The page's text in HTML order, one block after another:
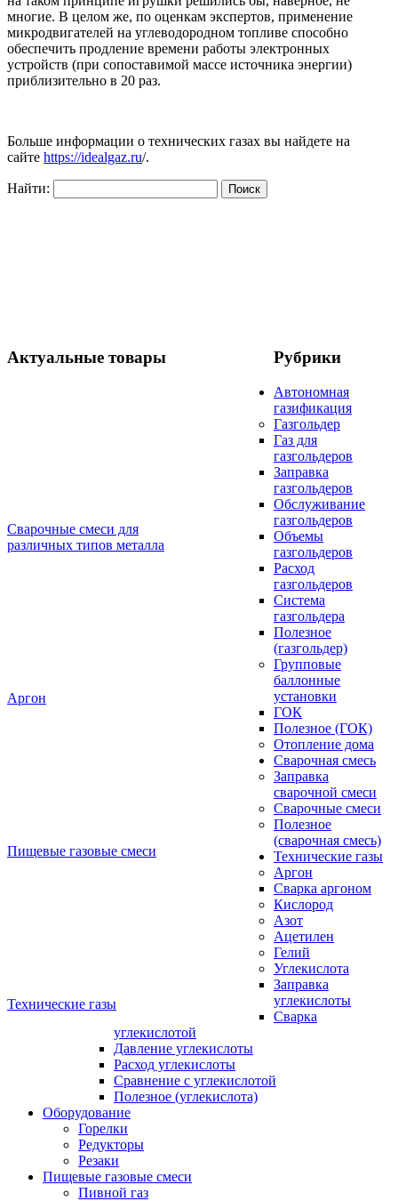
многие. В целом же, по оценкам экспертов, применение
микродвигателей на углеводородном топливе способно
обеспечить продление времени работы электронных
устройств (при сопоставимой массе источника энергии)
приблизительно в 20 раз.
Больше информации о технических газах вы найдете на
сайте https://idealgaz.ru/.
Найти:
Актуальные товары
Сварочные смеси для
различных типов металла
Аргон
Пищевые газовые смеси
Технические газы
Рубрики
Автономная
газификация
Газгольдер
Газ для
газгольдеров
Заправка
газгольдеров
Обслуживание
газгольдеров
Объемы
газгольдеров
Расход
газгольдеров
Система
газгольдера
Полезное
(газгольдер)
Групповые
баллонные
установки
ГОК
Полезное (ГОК)
Отопление дома
Сварочная смесь
Заправка
сварочной смеси
Сварочные смеси
Полезное
(сварочная смесь)
Технические газы
Аргон
Сварка аргоном
Кислород
Азот
Ацетилен
Гелий
Углекислота
Заправка
углекислоты
Сварка
углекислотой
Давление углекислоты
Расход углекислоты
Сравнение c углекислотой
Полезное (углекислота)
Оборудование
Горелки
Редукторы
Резаки
Пищевые газовые смеси
Пивной газ